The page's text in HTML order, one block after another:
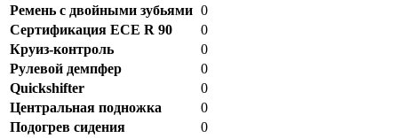
Ремень с двойными зубьями 0
Сертификация ECE R 90
0
Круиз-контроль
0
Рулевой демпфер
0
Quickshifter
0
Центральная подножка
0
Подогрев сидения
0